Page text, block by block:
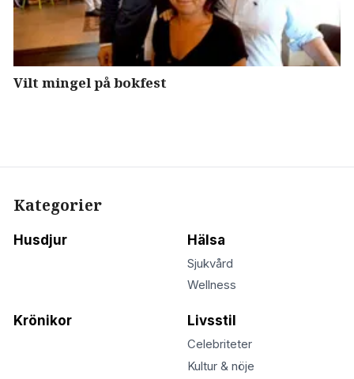
Vilt mingel på bokfest
Kategorier
Husdjur Hälsa
Sjukvård
Wellness
Krönikor Livsstil
Celebriteter
Kultur & nöje